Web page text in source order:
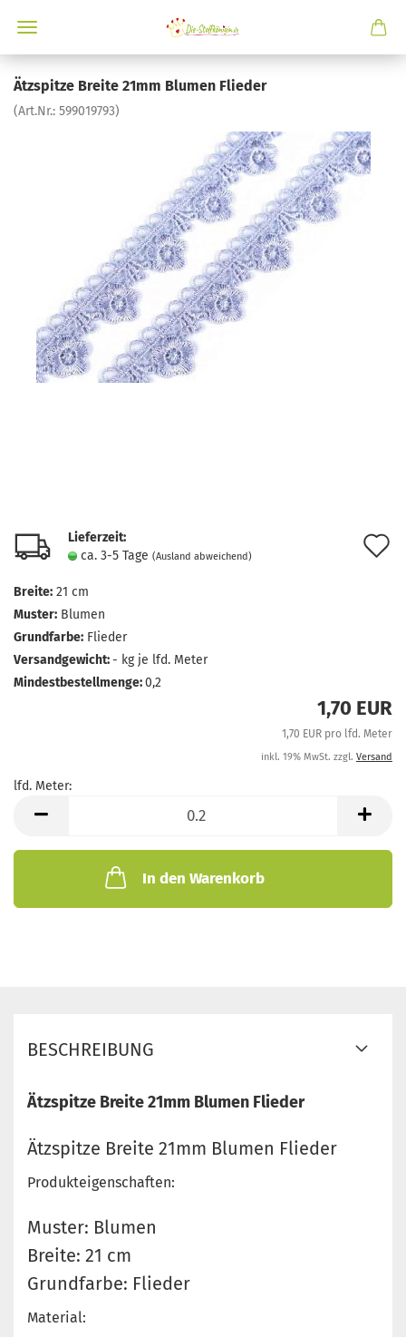
Ätzspitze Breite 21mm Blumen Flieder
(Art.Nr.: 599019793)
Lieferzeit:
ca. 3-5 Tage (Ausland abweichend)
Breite: 21 cm
Muster: Blumen
Grundfarbe: Flieder
Versandgewicht:- kg je lfd. Meter
Mindestbestellmenge:0,2
1,70 EUR
1,70 EUR pro lfd. Meter
inkl. 19% MwSt. zzgl. Versand
lfd. Meter:
Meter
In den Warenkorb
BESCHREIBUNG
Ätzspitze Breite 21mm Blumen Flieder
Ätzspitze Breite 21mm Blumen Flieder
Produkteigenschaften:
Muster: Blumen
Breite: 21 cm
Grundfarbe: Flieder
Material: